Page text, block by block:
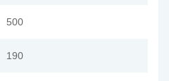
500
190